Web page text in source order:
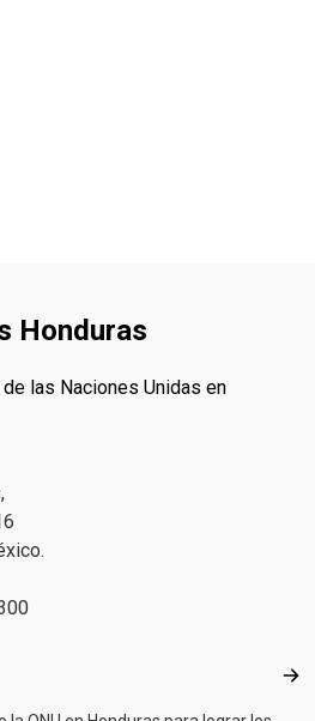
Honduras
las Naciones Unidas en